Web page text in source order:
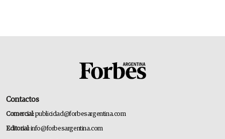
Contactos
Comercial:publicidad@forbesargentina.com
Editorial:info@forbesargentina.com